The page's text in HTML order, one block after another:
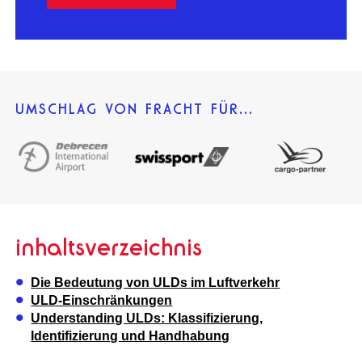
UMSCHLAG VON FRACHT FÜR...
inhaltsverzeichnis
Die Bedeutung von ULDs im Luftverkehr
ULD-Einschränkungen
Understanding ULDs: Klassifizierung,
Identifizierung und Handhabung